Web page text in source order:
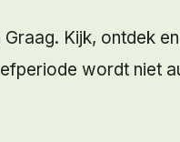
Kijk, ontdek
wordt niet